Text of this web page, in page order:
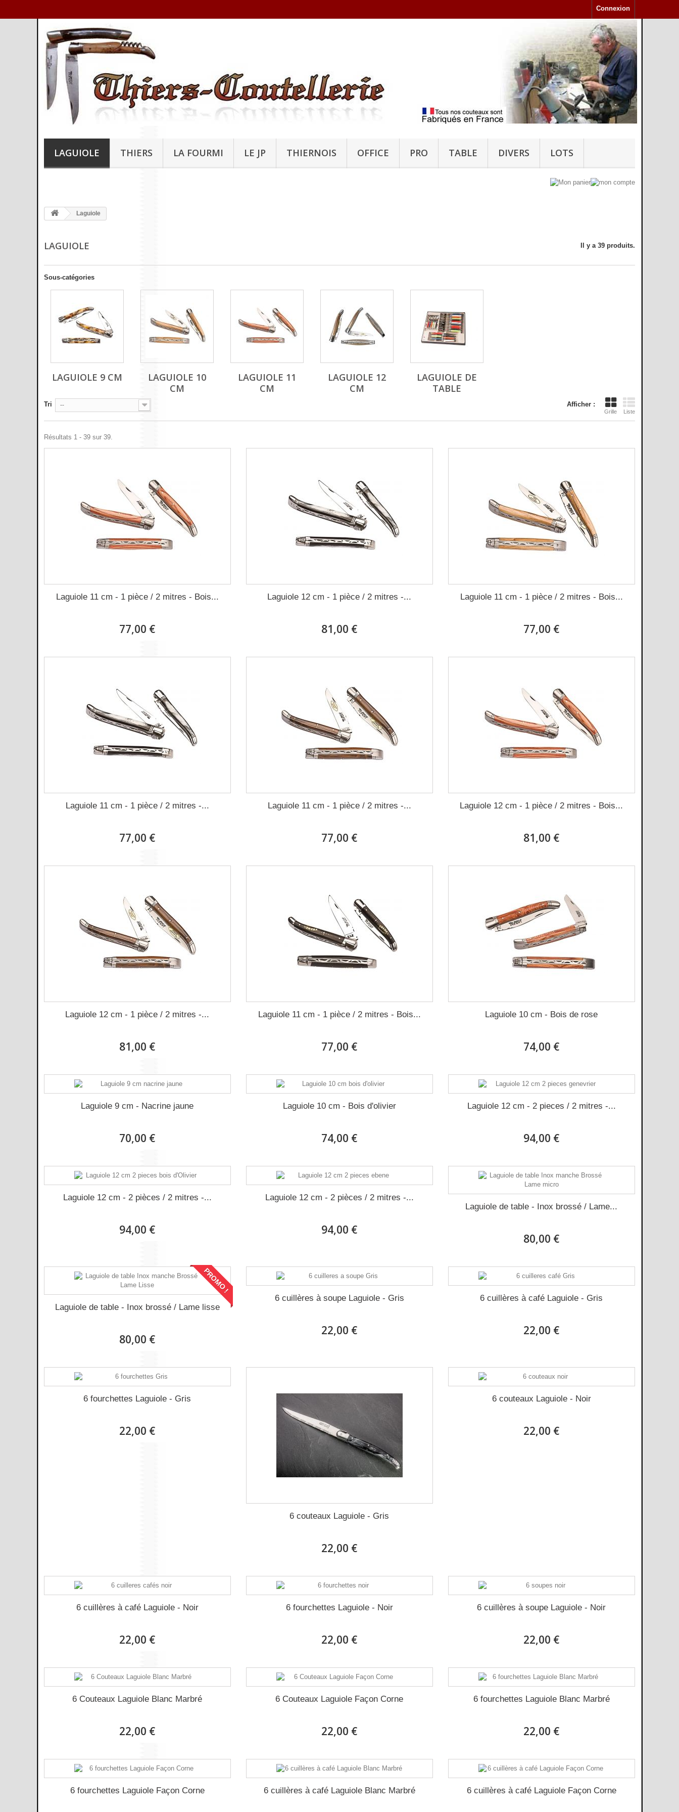
Connexion
LAGUIOLE THIERS LA FOURMI LE JP THIERNOIS OFFICE PRO TABLE DIVERS LOTS
Laguiole
LAGUIOLE Il y a 39 produits.
Sous-catégories
LAGUIOLE 9 CM
LAGUIOLE 10
CM
LAGUIOLE 11
CM
LAGUIOLE 12
CM
LAGUIOLE DE
TABLE
Afficher :
Grille Liste
Tri --
Résultats 1 - 39 sur 39.
Laguiole 11 cm - 1 pièce / 2 mitres - Bois...
77,00 €
Laguiole 12 cm - 1 pièce / 2 mitres -...
81,00 €
Laguiole 11 cm - 1 pièce / 2 mitres - Bois...
77,00 €
Laguiole 11 cm - 1 pièce / 2 mitres -...
77,00 €
Laguiole 11 cm - 1 pièce / 2 mitres -...
77,00 €
Laguiole 12 cm - 1 pièce / 2 mitres - Bois...
81,00 €
Laguiole 12 cm - 1 pièce / 2 mitres -...
81,00 €
Laguiole 11 cm - 1 pièce / 2 mitres - Bois...
77,00 €
Laguiole 10 cm - Bois de rose
74,00 €
Laguiole 9 cm - Nacrine jaune
70,00 €
Laguiole 10 cm - Bois d'olivier
74,00 €
Laguiole 12 cm - 2 pieces / 2 mitres -...
94,00 €
Laguiole 12 cm - 2 pièces / 2 mitres -...
94,00 €
Laguiole 12 cm - 2 pièces / 2 mitres -...
94,00 €
Laguiole de table - Inox brossé / Lame...
80,00 €
PROMO !
Laguiole de table - Inox brossé / Lame lisse
80,00 €
6 cuillères à soupe Laguiole - Gris
22,00 €
6 cuillères à café Laguiole - Gris
22,00 €
6 fourchettes Laguiole - Gris
22,00 €
6 couteaux Laguiole - Gris
22,00 €
6 couteaux Laguiole - Noir
22,00 €
6 cuillères à café Laguiole - Noir
22,00 €
6 fourchettes Laguiole - Noir
22,00 €
6 cuillères à soupe Laguiole - Noir
22,00 €
6 Couteaux Laguiole Blanc Marbré
22,00 €
6 Couteaux Laguiole Façon Corne
22,00 €
6 fourchettes Laguiole Blanc Marbré
22,00 €
6 fourchettes Laguiole Façon Corne 6 cuillères à café Laguiole Blanc Marbré 6 cuillères à café Laguiole Façon Corne